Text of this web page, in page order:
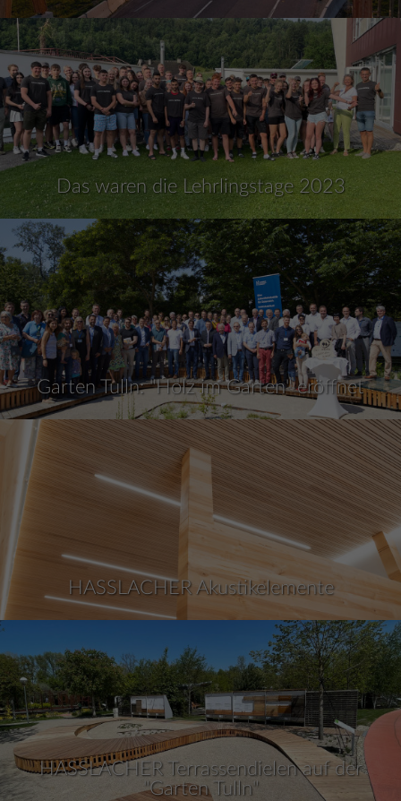
Das waren die Lehrlingstage 2023
Garten Tulln: "Holz im Garten" eröffnet
HASSLACHER Akustikelemente
HASSLACHER Terrassendielen auf der
"Garten Tulln"